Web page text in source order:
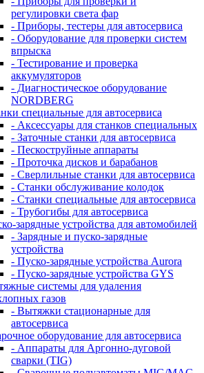
регулировки света фар
- Приборы, тестеры для автосервиса
- Оборудование для проверки систем
впрыска
- Тестирование и проверка
аккумуляторов
- Диагностическое оборудование
NORDBERG
специальные для автосервиса
- Аксессуары для станков специальных
- Заточные станки для автосервиса
- Пескоструйные аппараты
- Проточка дисков и барабанов
- Сверлильные станки для автосервиса
- Станки обслуживание колодок
- Станки специальные для автосервиса
- Трубогибы для автосервиса
зарядные устройства для автомобилей
- Зарядные и пуско-зарядные
устройства
- Пуско-зарядные устройства Aurora
- Пуско-зарядные устройства GYS
системы для удаления
газов
- Вытяжки стационарные для
автосервиса
оборудование для автосервиса
- Аппараты для Аргонно-дуговой
сварки (TIG)